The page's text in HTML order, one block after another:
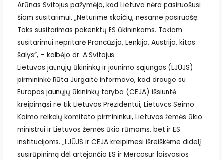
Arūnas Svitojus pažymėjo, kad Lietuva nėra pasiruošusi
šiam susitarimui. „Neturime skaičių, nesame pasiruošę.
Toks susitarimas pakenktų ES ūkininkams. Tokiam
susitarimui nepritarė Prancūzija, Lenkija, Austrija, kitos
šalys”, – kalbėjo dr. A.Svitojus.
Lietuvos jaunųjų ūkininkų ir jaunimo sąjungos (LJŪJS)
pirmininkė Rūta Jurgaitė informavo, kad drauge su
Europos jaunųjų ūkininkų taryba (CEJA) išsiuntė
kreipimąsi ne tik Lietuvos Prezidentui, Lietuvos Seimo
Kaimo reikalų komiteto pirmininkui, Lietuvos žemės ūkio
ministrui ir Lietuvos žemės ūkio rūmams, bet ir ES
institucijoms. „LJŪJS ir CEJA kreipimesi išreiškėme didelį
susirūpinimą dėl artėjančio ES ir Mercosur laisvosios